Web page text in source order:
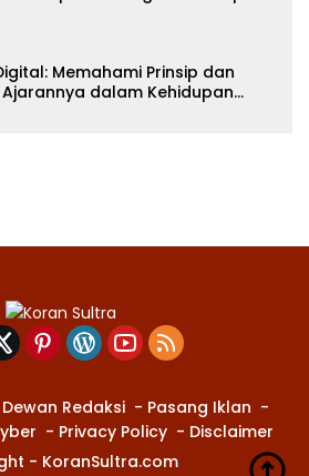
Memahami Prinsip dan
dalam Kehidupan
Dewan Redaksi
Pasang Iklan
Privacy Policy
Disclaimer
- KoranSultra.com